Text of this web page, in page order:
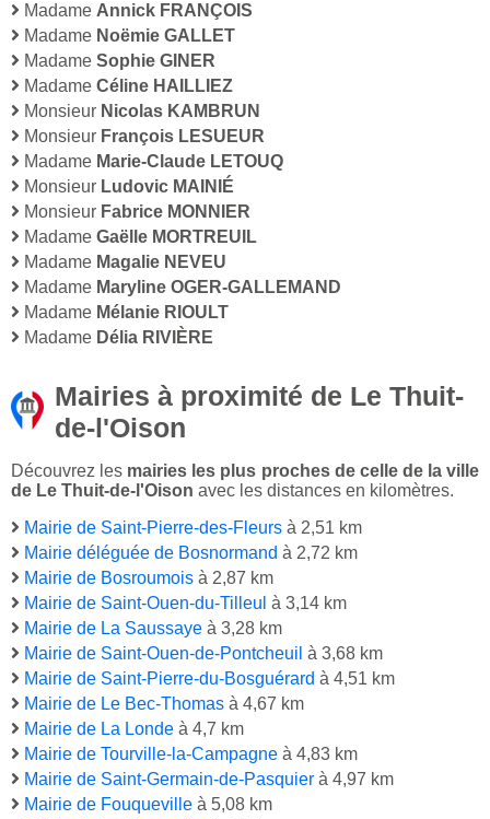
Madame Annick FRANÇOIS
Madame Noëmie GALLET
Madame Sophie GINER
Madame Céline HAILLIEZ
Monsieur Nicolas KAMBRUN
Monsieur François LESUEUR
Madame Marie-Claude LETOUQ
Monsieur Ludovic MAINIÉ
Monsieur Fabrice MONNIER
Madame Gaëlle MORTREUIL
Madame Magalie NEVEU
Madame Maryline OGER-GALLEMAND
Madame Mélanie RIOULT
Madame Délia RIVIÈRE
Mairies à proximité de Le Thuit-
de-l'Oison
Découvrez les mairies les plus proches de celle de la ville
de Le Thuit-de-l'Oison avec les distances en kilomètres.
Mairie de Saint-Pierre-des-Fleurs à 2,51 km
Mairie déléguée de Bosnormand à 2,72 km
Mairie de Bosroumois à 2,87 km
Mairie de Saint-Ouen-du-Tilleul à 3,14 km
Mairie de La Saussaye à 3,28 km
Mairie de Saint-Ouen-de-Pontcheuil à 3,68 km
Mairie de Saint-Pierre-du-Bosguérard à 4,51 km
Mairie de Le Bec-Thomas à 4,67 km
Mairie de La Londe à 4,7 km
Mairie de Tourville-la-Campagne à 4,83 km
Mairie de Saint-Germain-de-Pasquier à 4,97 km
Mairie de Fouqueville à 5,08 km